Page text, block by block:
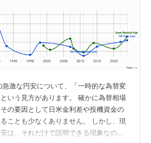
急激な円安について、「一時的な為替変
いう見方があります。 確かに為替相場
の要因として日米金利差や投機資金の
ことも少なくありません。 しかし、現
は、それだけで説明できる現象なので